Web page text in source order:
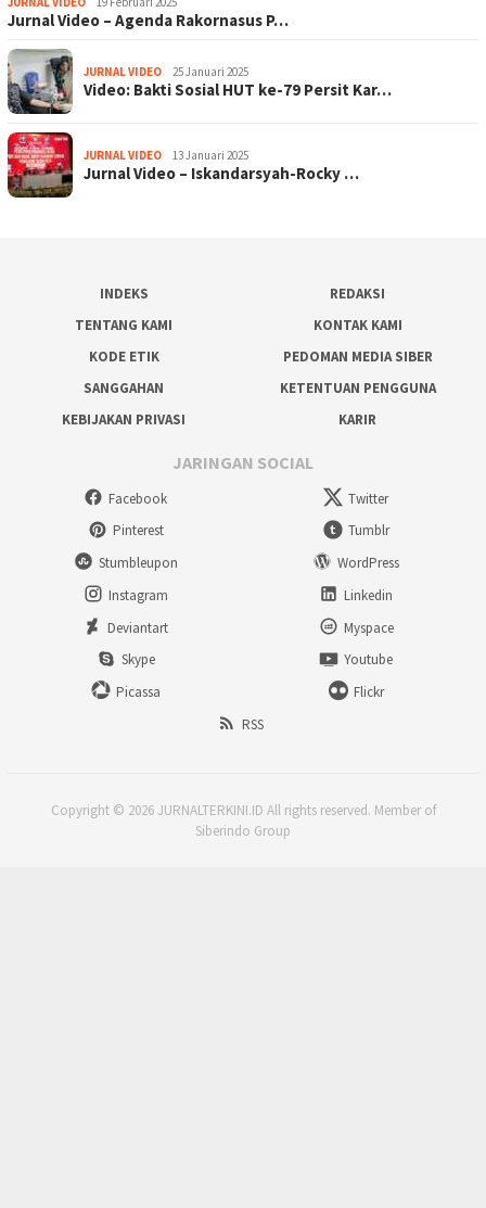
Jurnal Video – Agenda Rakornasus P…
JURNAL VIDEO 25 Januari 2025
Video: Bakti Sosial HUT ke-79 Persit Kar…
JURNAL VIDEO 13 Januari 2025
Jurnal Video – Iskandarsyah-Rocky …
INDEKS
REDAKSI
TENTANG KAMI
KONTAK KAMI
KODE ETIK
PEDOMAN MEDIA SIBER
SANGGAHAN
KETENTUAN PENGGUNA
KEBIJAKAN PRIVASI
KARIR
JARINGAN SOCIAL
Facebook
Twitter
Pinterest
Tumblr
Stumbleupon
WordPress
Instagram
Linkedin
Deviantart
Myspace
Skype
Youtube
Picassa
Flickr
RSS
Copyright © 2026 JURNALTERKINI.ID All rights reserved. Member of
Siberindo Group